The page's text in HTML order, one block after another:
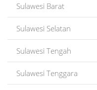
Sulawesi Barat
Sulawesi Selatan
Sulawesi Tengah
Sulawesi Tenggara